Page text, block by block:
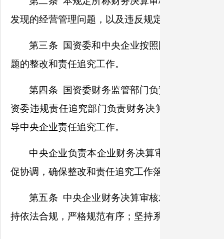
发现的经营管理问题，以及违反规定造成国有资
第三条 国资委和中央企业按照国有资本出资
题的整改和责任追究工作。
第四条 国资委财务监管部门负责中央企业财
资委违规责任追究部门负责财务决算审核发现违
导中央企业责任追究工作。
中央企业负责本企业财务决算审核发现问题
促协调，确保整改和责任追究工作落实到位。
第五条 中央企业财务决算审核发现问题整改
持依法合规，严格规范有序；坚持系统思维，加强